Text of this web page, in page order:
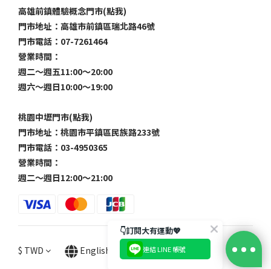
高雄前鎮體驗概念門市(點我)
門市地址：高雄市前鎮區瑞北路46號
門市電話：07-7261464
營業時間：
週二～週五11:00～20:00
週六～週日10:00～19:00
桃園中壢門市(點我)
門市地址：桃園市平鎮區民族路233號
門市電話：03-4950365
營業時間：
週二～週日12:00～21:00
$ TWD English
👇訂閱大有運動💖
連結 LINE 帳號